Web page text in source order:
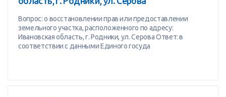
Вопрос: о восстановлении прав или предоставлении
земельного участка, расположенного по адресу:
Ивановская область, г. Родники, ул. Серова Ответ: в
соответствии с данными Единого госуда